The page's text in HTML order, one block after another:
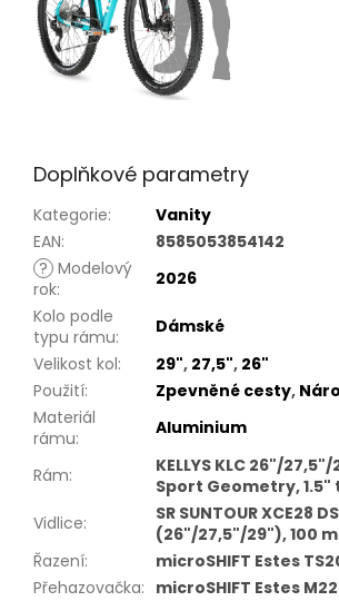
Doplňkové parametry
Kategorie:
Vanity
EAN:
8585053854142
? Modelový
rok:
2026
Kolo podle
typu rámu:
Dámské
Velikost kol: 29", 27,5", 26"
Použití: Zpevněné cesty,
Materiál
rámu: Aluminium
Rám:
KELLYS KLC 26"/
Sport Geometry, 1.5"
Vidlice:
SR SUNTOUR XCE28 DS
(26"/27,5"/29"), 100
Řazení:
microSHIFT Estes
Přehazovačka: microSHIFT Estes